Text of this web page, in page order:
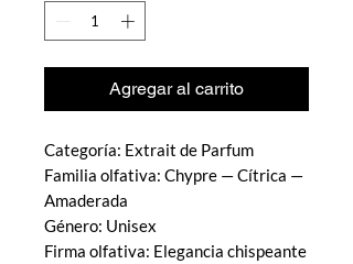
Agregar al carrito
Categoría: Extrait de Parfum
Familia olfativa: Chypre — Cítrica —
Amaderada
Género: Unisex
Firma olfativa: Elegancia chispeante